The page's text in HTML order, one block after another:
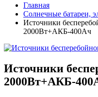
Главная
Солнечные батареи,
Источники
2000Вт+АКБ-400Ач
Источники
2000Вт+АКБ-